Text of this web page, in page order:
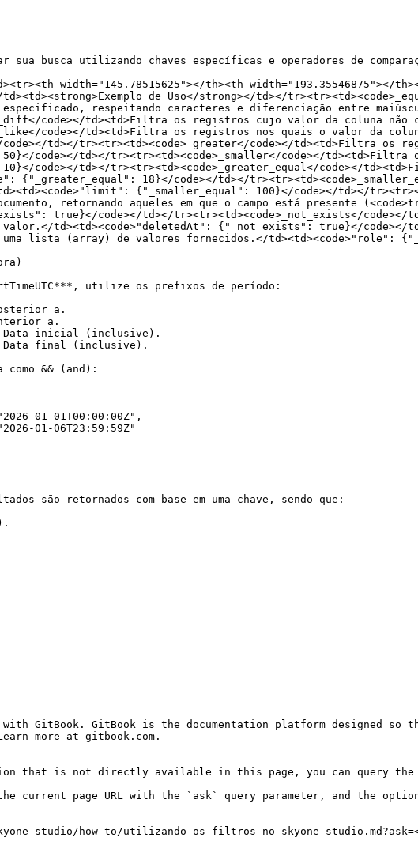
busca utilizando chaves específicas e operadores de
width="145.78515625"></th><th width="193.35546875"></
td><td><strong>Exemplo de Uso</strong></td></
especificado, respeitando caracteres e diferenciação entre
code></td><td>Filtra os registros cujo valor da coluna
code></td><td>Filtra os registros nos quais o valor da
td></tr><tr><td><code>_greater</code></td><td>Filtra
code></td></tr><tr><td><code>_smaller</code></
code></td></tr><tr><td><code>_greater_equal</code></
{"_greater_equal": 18}</code></td></
{"_smaller_equal": 100}</code></td></
retornando aqueles em que o campo está presente
true}</code></td></tr><tr><td><code>_not_exists</
valor.</td><td><code>"deletedAt": {"_not_exists": true}</
uma lista (array) de valores fornecidos.</td><td><code>"role":
utilize os prefixos de período:
a.
a.
Data inicial (inclusive).
Data final (inclusive).
&& (and):
são retornados com base em uma chave, sendo que:
GitBook. GitBook is the documentation platform designed so
more at gitbook.com.
that is not directly available in this page, you can query the
the current page URL with the `ask` query parameter, and the
studio/how-to/utilizando-os-filtros-no-skyone-